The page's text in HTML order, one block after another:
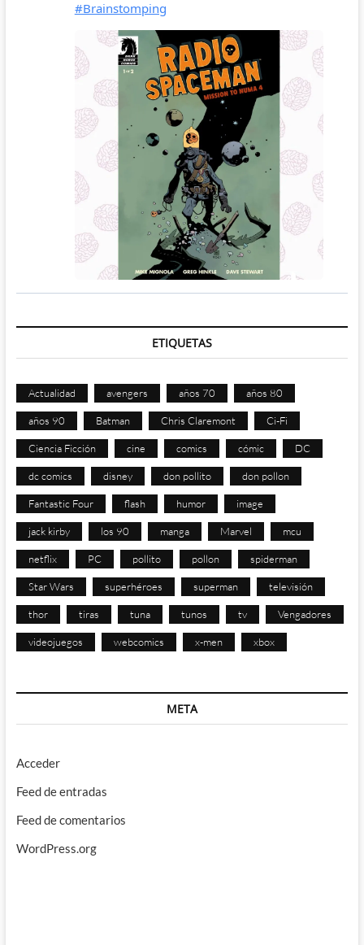
ETIQUETAS
Actualidad avengers años 70 años 80
años 90 Batman Chris Claremont Ci-Fi
Ciencia Ficción cine comics cómic DC
dc comics disney don pollito don pollon
Fantastic Four flash humor image
jack kirby los 90 manga Marvel mcu
netflix PC pollito pollon spiderman
Star Wars superhéroes superman televisión
thor tiras tuna tunos tv Vengadores
videojuegos webcomics x-men xbox
META
Acceder
Feed de entradas
Feed de comentarios
WordPress.org